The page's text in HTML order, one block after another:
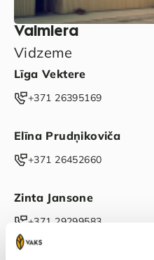
Valmiera
Vidzeme
Līga Vektere
‭+371 26395169‬
Elīna Prudņikoviča
+371 26452660‬
Zinta Jansone
+371 29299583